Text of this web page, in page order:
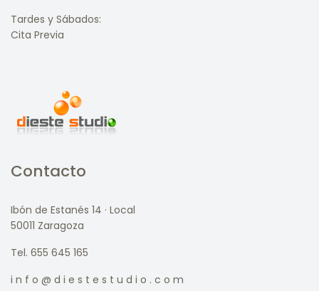
Tardes y Sábados:
Cita Previa
Contacto
Ibón de Estanés 14 · Local
50011 Zaragoza
Tel. 655 645 165
i n f o @ d i e s t e s t u d i o . c o m